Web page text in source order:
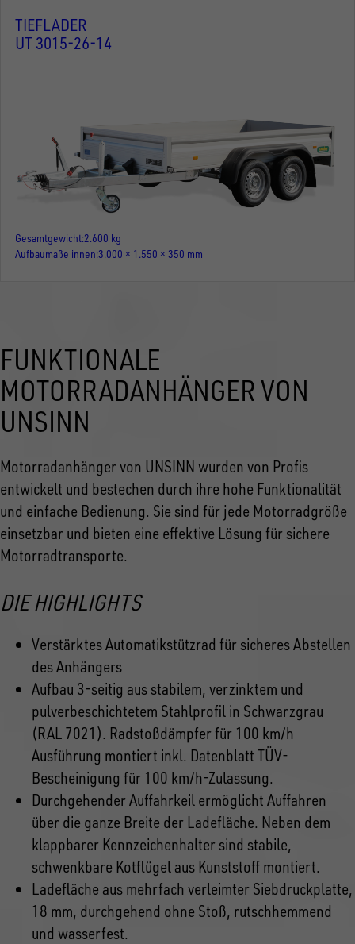
TIEFLADER
UT 3015-26-14
Gesamtgewicht2.600 kg
Aufbaumaße innen 3.000 × 1.550 × 350 mm
FUNKTIONALE
MOTORRADANHÄNGER VON
UNSINN
Motorradanhänger von UNSINN wurden von Profis
entwickelt und bestechen durch ihre hohe Funktionalität
und einfache Bedienung. Sie sind für jede Motorradgröße
einsetzbar und bieten eine effektive Lösung für sichere
Motorradtransporte.
DIE HIGHLIGHTS
Verstärktes Automatikstützrad für sicheres Abstellen
des Anhängers
Aufbau 3-seitig aus stabilem, verzinktem und
pulverbeschichtetem Stahlprofil in Schwarzgrau
(RAL 7021). Radstoßdämpfer für 100 km/h
Ausführung montiert inkl. Datenblatt TÜV-
Bescheinigung für 100 km/h-Zulassung.
Durchgehender Auffahrkeil ermöglicht Auffahren
über die ganze Breite der Ladefläche. Neben dem
klappbarer Kennzeichenhalter sind stabile,
schwenkbare Kotflügel aus Kunststoff montiert.
Ladefläche aus mehrfach verleimter Siebdruckplatte,
18 mm, durchgehend ohne Stoß, rutschhemmend
und wasserfest.